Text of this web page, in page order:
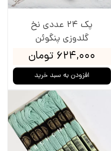
پک 24 عددی نخ
گلدوزی پنگوئن
۶۲۴,۰۰۰ تومان
افزودن به سبد خرید